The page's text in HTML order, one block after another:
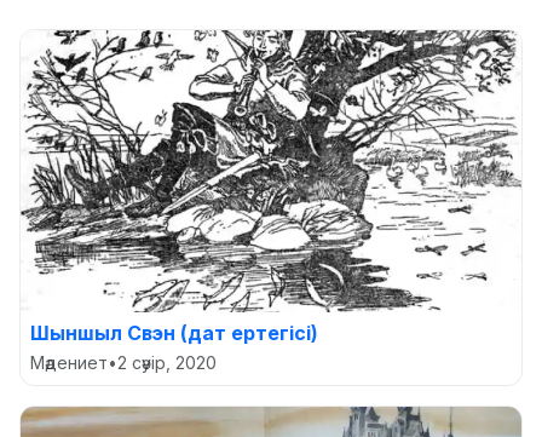
Шыншыл Свэн (дат ертегісі)
Мәдениет•2 сәуір, 2020